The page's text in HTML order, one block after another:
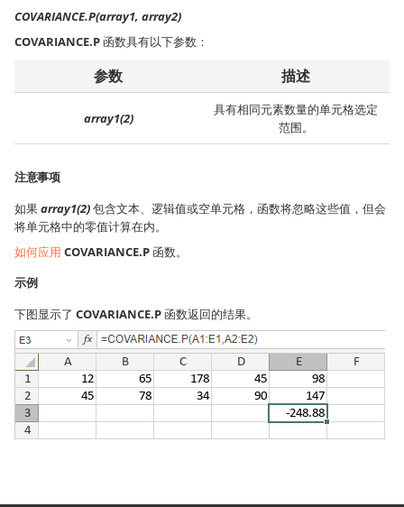
COVARIANCE.P(array1, array2)
COVARIANCE.P函数具有以下参数：
参数 描述
array1(2)
具有相同元素数量的单元格选定
范围。
注意事项
如果array1(2)包含文本、逻辑值或空单元格，函数将忽略这些值，但会
将单元格中的零值计算在内。
如何应用 COVARIANCE.P函数。
示例
下图显示了 COVARIANCE.P函数返回的结果。